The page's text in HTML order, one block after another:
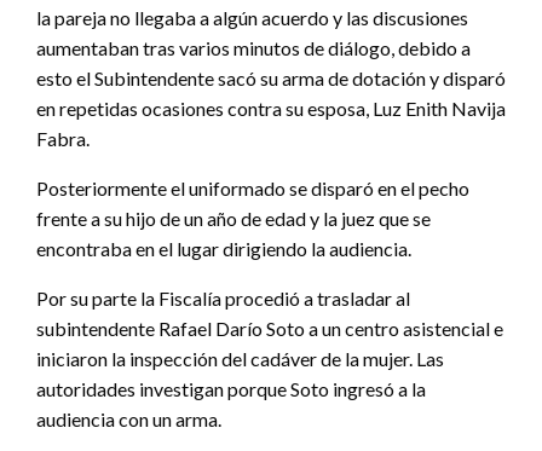
la pareja no llegaba a algún acuerdo y las discusiones
aumentaban tras varios minutos de diálogo, debido a
esto el Subintendente sacó su arma de dotación y disparó
en repetidas ocasiones contra su esposa, Luz Enith Navija
Fabra.
Posteriormente el uniformado se disparó en el pecho
frente a su hijo de un año de edad y la juez que se
encontraba en el lugar dirigiendo la audiencia.
Por su parte la Fiscalía procedió a trasladar al
subintendente Rafael Darío Soto a un centro asistencial e
iniciaron la inspección del cadáver de la mujer. Las
autoridades investigan porque Soto ingresó a la
audiencia con un arma.